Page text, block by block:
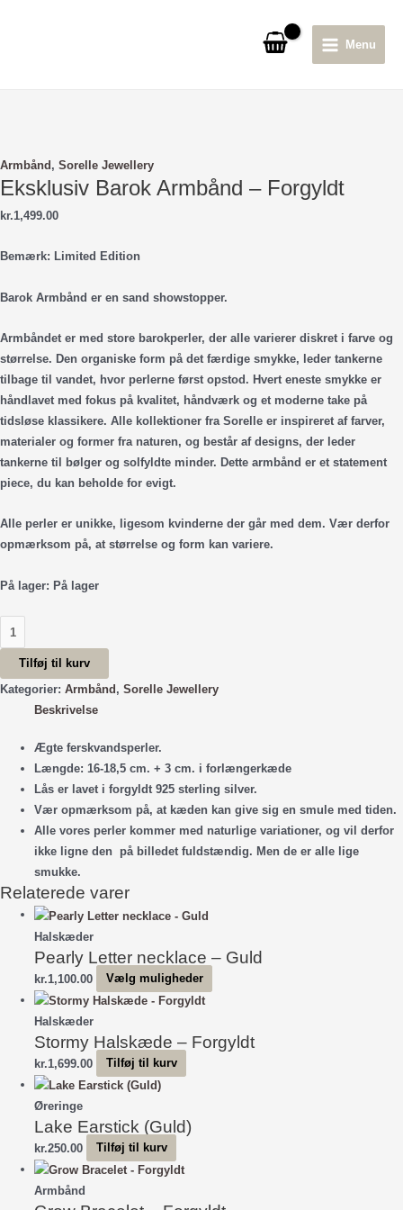
Menu
Armbånd , Sorelle Jewellery
Eksklusiv Barok Armbånd – Forgyldt
kr.1,499.00
Bemærk: Limited Edition
Barok Armbånd er en sand showstopper.
Armbåndet er med store barokperler, der alle varierer diskret i farve og
størrelse. Den organiske form på det færdige smykke, leder tankerne
tilbage til vandet, hvor perlerne først opstod. Hvert eneste smykke er
håndlavet med fokus på kvalitet, håndværk og et moderne take på
tidsløse klassikere. Alle kollektioner fra Sorelle er inspireret af farver,
materialer og former fra naturen, og består af designs, der leder
tankerne til bølger og solfyldte minder. Dette armbånd er et statement
piece, du kan beholde for evigt.
Alle perler er unikke, ligesom kvinderne der går med dem. Vær derfor
opmærksom på, at størrelse og form kan variere.
På lager: På lager
Eksklusiv
Barok
Armbånd
-
Forgyldt
Tilføj til kurv
Kategorier: Armbånd , Sorelle Jewellery
Beskrivelse
Ægte ferskvandsperler.
Længde: 16-18,5 cm. + 3 cm. i forlængerkæde
Lås er lavet i forgyldt 925 sterling silver.
Vær opmærksom på, at kæden kan give sig en smule med tiden.
Alle vores perler kommer med naturlige variationer, og vil derfor
ikke ligne den på billedet fuldstændig. Men de er alle lige
smukke.
Relaterede varer
Halskæder
Pearly Letter necklace – Guld
kr.1,100.00 Vælg muligheder
flere
Halskæder
Stormy Halskæde – Forgyldt
kr.1,699.00 Tilføj til kurv
Øreringe
Lake Earstick (Guld)
kr.250.00 Tilføj til kurv
Armbånd